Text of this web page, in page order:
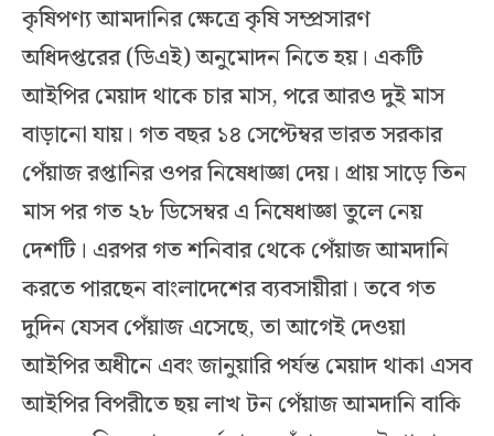
কৃষিপণ্য আমদানির ক্ষেত্রে কৃষি সম্প্রসারণ
অধিদপ্তরের (ডিএই) অনুমোদন নিতে হয়। একটি
আইপির মেয়াদ থাকে চার মাস, পরে আরও দুই মাস
বাড়ানো যায়। গত বছর ১৪ সেপ্টেম্বর ভারত সরকার
পেঁয়াজ রপ্তানির ওপর নিষেধাজ্ঞা দেয়। প্রায় সাড়ে তিন
মাস পর গত ২৮ ডিসেম্বর এ নিষেধাজ্ঞা তুলে নেয়
দেশটি। এরপর গত শনিবার থেকে পেঁয়াজ আমদানি
করতে পারছেন বাংলাদেশের ব্যবসায়ীরা। তবে গত
দুদিন যেসব পেঁয়াজ এসেছে, তা আগেই দেওয়া
আইপির অধীনে এবং জানুয়ারি পর্যন্ত মেয়াদ থাকা এসব
আইপির বিপরীতে ছয় লাখ টন পেঁয়াজ আমদানি বাকি